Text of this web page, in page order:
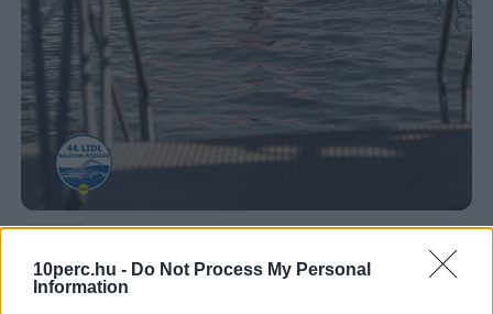
10perc.hu - Do Not Process My Personal
Information
Nagy Nándor nyerte a kétszer elhalasztott 44. Lidl
Balaton-átúszást, amelyre közel 11 ezer nevezés